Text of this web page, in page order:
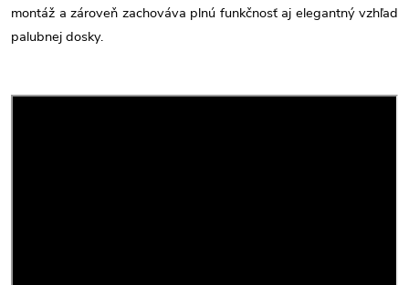
montáž a zároveň zachováva plnú funkčnosť aj elegantný vzhľad
palubnej dosky.